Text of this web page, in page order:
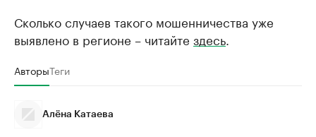
Сколько случаев такого мошенничества уже
выявлено в регионе – читайте здесь
АвторыТеги
Алёна Катаева